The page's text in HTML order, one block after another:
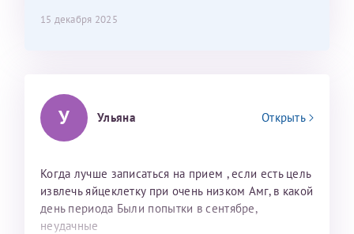
15 декабря 2025
У Ульяна Открыть
Когда лучше записаться на прием , если есть цель
извлечь яйцеклетку при очень низком Амг, в какой
день периода Были попытки в сентябре,
неудачные